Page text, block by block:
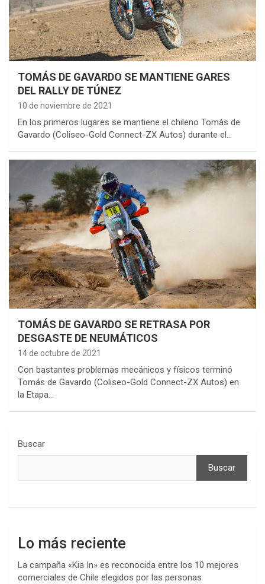
TOMÁS DE GAVARDO SE MANTIENE GARES
DEL RALLY DE TÚNEZ
10 de noviembre de 2021
En los primeros lugares se mantiene el chileno Tomás de
Gavardo (Coliseo-Gold Connect-ZX Autos) durante el…
TOMÁS DE GAVARDO SE RETRASA POR
DESGASTE DE NEUMÁTICOS
14 de octubre de 2021
Con bastantes problemas mecánicos y físicos terminó
Tomás de Gavardo (Coliseo-Gold Connect-ZX Autos) en
la Etapa…
Buscar
Buscar
Lo más reciente
La campaña «Kia In» es reconocida entre los 10 mejores
comerciales de Chile elegidos por las personas